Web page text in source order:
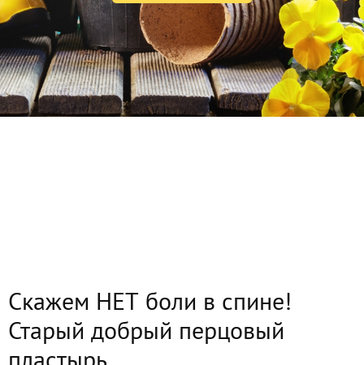
Скажем НЕТ боли в спине!
Старый добрый перцовый